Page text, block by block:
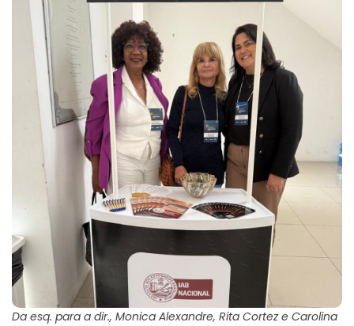
Da esq. para a dir., Monica Alexandre, Rita Cortez e Carolina